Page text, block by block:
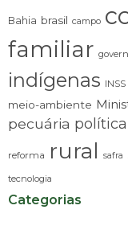
Bahia brasil campo
familiar
indígenas INSS
meio-ambiente
pecuária política
reforma rural safra
tecnologia
Categorias